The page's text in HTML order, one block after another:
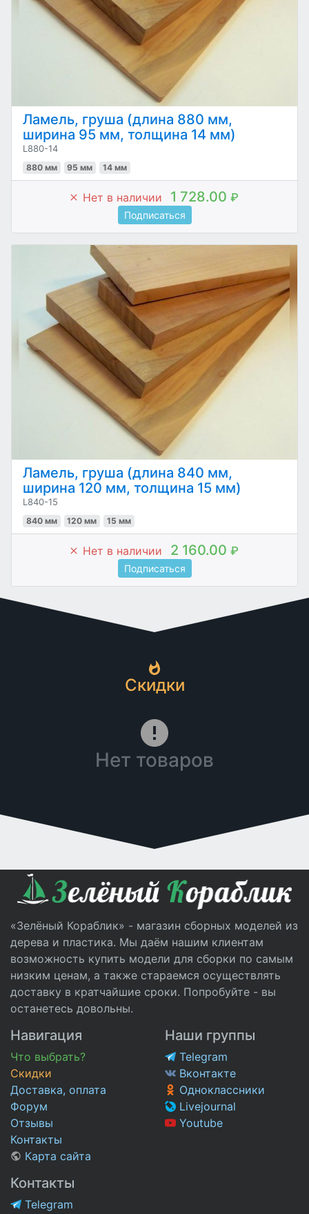
Ламель, груша (длина 880 мм,
ширина 95 мм, толщина 14 мм)
L880-14
880 мм 95 мм 14 мм
Нет в наличии 1 728.00 ₽
Подписаться
Ламель, груша (длина 840 мм,
ширина 120 мм, толщина 15 мм)
L840-15
840 мм 120 мм 15 мм
Нет в наличии 2 160.00 ₽
Подписаться
Скидки
Нет товаров
«Зелёный Кораблик» - магазин сборных моделей из
дерева и пластика. Мы даём нашим клиентам
возможность купить модели для сборки по самым
низким ценам, а также стараемся осуществлять
доставку в кратчайшие сроки. Попробуйте - вы
останетесь довольны.
Навигация
Что выбрать?
Скидки
Доставка, оплата
Форум
Отзывы
Контакты
Карта сайта
Наши группы
Telegram
Вконтакте
Одноклассники
Livejournal
Youtube
Контакты
Telegram